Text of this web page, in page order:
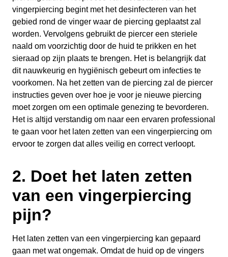
vingerpiercing begint met het desinfecteren van het
gebied rond de vinger waar de piercing geplaatst zal
worden. Vervolgens gebruikt de piercer een steriele
naald om voorzichtig door de huid te prikken en het
sieraad op zijn plaats te brengen. Het is belangrijk dat
dit nauwkeurig en hygiënisch gebeurt om infecties te
voorkomen. Na het zetten van de piercing zal de piercer
instructies geven over hoe je voor je nieuwe piercing
moet zorgen om een optimale genezing te bevorderen.
Het is altijd verstandig om naar een ervaren professional
te gaan voor het laten zetten van een vingerpiercing om
ervoor te zorgen dat alles veilig en correct verloopt.
2. Doet het laten zetten
van een vingerpiercing
pijn?
Het laten zetten van een vingerpiercing kan gepaard
gaan met wat ongemak. Omdat de huid op de vingers